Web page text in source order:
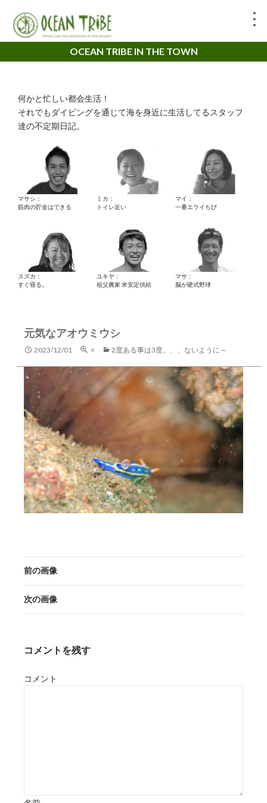
OCEAN TRIBE IN THE TOWN
何かと忙しい都会生活！
それでもダイビングを通じて海を身近に生活してるスタッフ
達の不定期日記。
マサシ：
筋肉の貯金はできる
ミカ：
トイレ近い
マイ：
一番エライちび
スズカ：
すぐ寝る。
ユキヤ：
祖父農家 米安定供給
マサ：
脳が硬式野球
元気なアオウミウシ
2023/12/01 × 2度ある事は3度、、、ないように～
前の画像
次の画像
コメントを残す
コメント